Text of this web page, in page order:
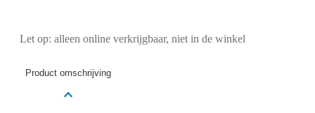
Let op: alleen online verkrijgbaar, niet in de winkel
Product omschrijving